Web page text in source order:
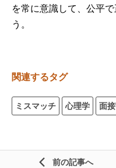
を常に意識して、公平
う。
関連するタグ
ミスマッチ 心理学 面
前の記事